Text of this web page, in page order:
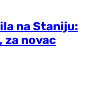
na Staniju:
za novac